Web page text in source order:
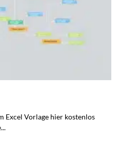
Excel Vorlage hier kostenlos